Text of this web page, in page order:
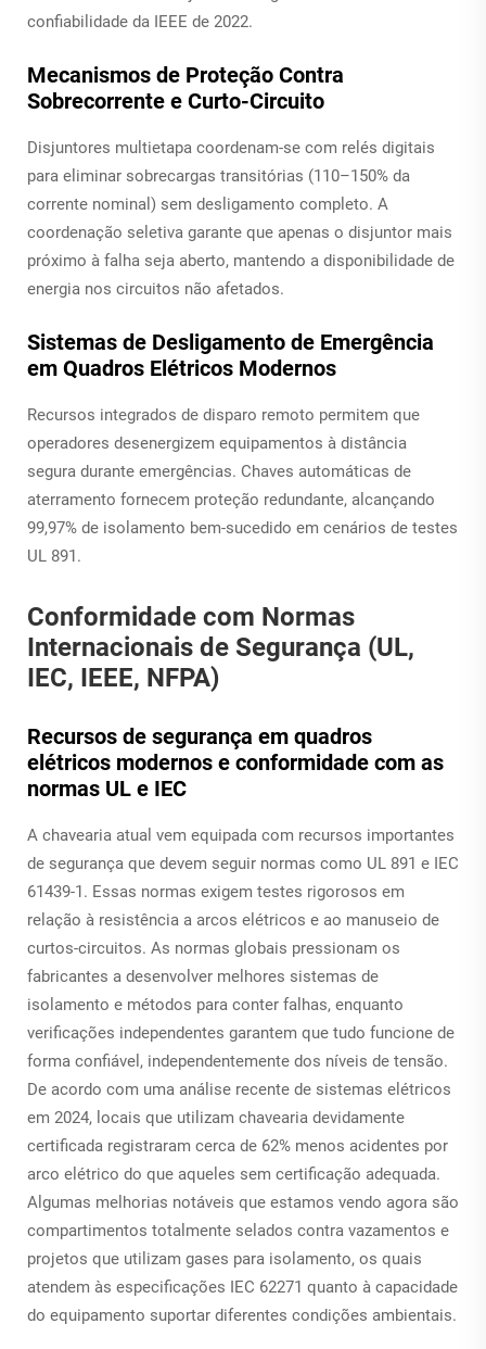
confiabilidade da IEEE de 2022.
Mecanismos de Proteção Contra
Sobrecorrente e Curto-Circuito
Disjuntores multietapa coordenam-se com relés digitais
para eliminar sobrecargas transitórias (110–150% da
corrente nominal) sem desligamento completo. A
coordenação seletiva garante que apenas o disjuntor mais
próximo à falha seja aberto, mantendo a disponibilidade de
energia nos circuitos não afetados.
Sistemas de Desligamento de Emergência
em Quadros Elétricos Modernos
Recursos integrados de disparo remoto permitem que
operadores desenergizem equipamentos à distância
segura durante emergências. Chaves automáticas de
aterramento fornecem proteção redundante, alcançando
99,97% de isolamento bem-sucedido em cenários de testes
UL 891.
Conformidade com Normas
Internacionais de Segurança (UL,
IEC, IEEE, NFPA)
Recursos de segurança em quadros
elétricos modernos e conformidade com as
normas UL e IEC
A chavearia atual vem equipada com recursos importantes
de segurança que devem seguir normas como UL 891 e IEC
61439-1. Essas normas exigem testes rigorosos em
relação à resistência a arcos elétricos e ao manuseio de
curtos-circuitos. As normas globais pressionam os
fabricantes a desenvolver melhores sistemas de
isolamento e métodos para conter falhas, enquanto
verificações independentes garantem que tudo funcione de
forma confiável, independentemente dos níveis de tensão.
De acordo com uma análise recente de sistemas elétricos
em 2024, locais que utilizam chavearia devidamente
certificada registraram cerca de 62% menos acidentes por
arco elétrico do que aqueles sem certificação adequada.
Algumas melhorias notáveis que estamos vendo agora são
compartimentos totalmente selados contra vazamentos e
projetos que utilizam gases para isolamento, os quais
atendem às especificações IEC 62271 quanto à capacidade
do equipamento suportar diferentes condições ambientais.